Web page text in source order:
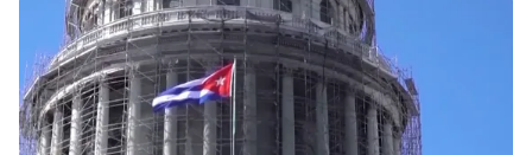
Y tế
Thế giới